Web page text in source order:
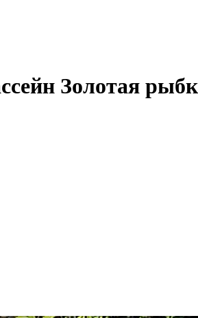
Золотая